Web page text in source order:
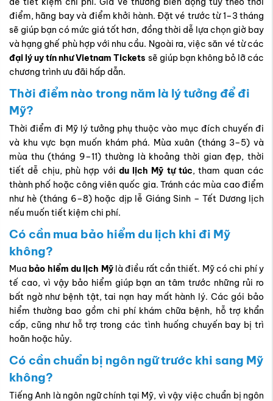
Mỹ?
Thời điểm đi Mỹ lý tưởng phụ thuộc vào mục đích chuyến đi
và khu vực bạn muốn khám phá. Mùa xuân (tháng 3–5) và
mùa thu (tháng 9–11) thường là khoảng thời gian đẹp, thời
tiết dễ chịu, phù hợp vớidu lịch Mỹ tự túc
thành phố hoặc công viên quốc gia. Tránh các mùa cao điểm
như hè (tháng 6–8) hoặc dịp lễ Giáng Sinh – Tết Dương lịch
nếu muốn tiết kiệm chi phí.
Có cần mua bảo hiểm du lịch khi đi Mỹ
không?
Muabảo hiểm du lịch Mỹlà điều rất cần thiết. Mỹ có chi phí y
tế cao, vì vậy bảo hiểm giúp bạn an tâm trước những rủi ro
bất ngờ như bệnh tật, tai nạn hay mất hành lý. Các gói bảo
hiểm thường bao gồm chi phí khám chữa bệnh, hỗ trợ khẩn
cấp, cũng như hỗ trợ trong các tình huống chuyến bay bị trì
Có cần chuẩn bị ngôn ngữ trước khi sang Mỹ
không?
Tiếng Anh là ngôn ngữ chính tại Mỹ, vì vậy việcchuẩn bị ngôn
ngữ cơ bảnsẽ giúp bạn thuận tiện trong giao tiếp, đặt phòng
khách sạn, đi lại, mua sắm và tham quan. Nắm vững các câu
giao tiếp thông dụng, từ vựng về du lịch, nhà hàng, giao thông
sẽ giúp chuyến đi của bạn suôn sẻ hơn. Nếu đi du học hoặc
làm việc, trình độ tiếng Anh tốt còn giúp bạn nhanh chóng
thích nghi với môi trường học tập và công việc.